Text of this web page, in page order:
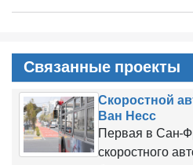
Связанные проекты
Скоростной
Ван Несс
Первая в Сан-
скоростного